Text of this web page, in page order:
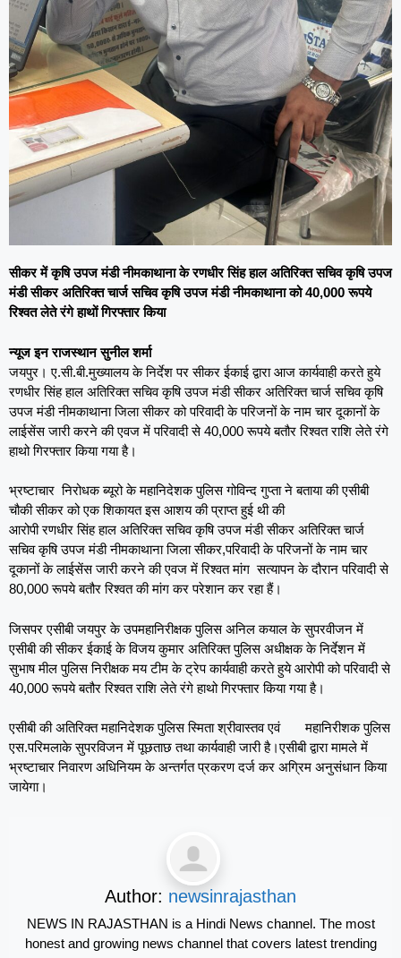
सीकर में कृषि उपज मंडी नीमकाथाना के रणधीर सिंह हाल अतिरिक्त सचिव कृषि उपज
मंडी सीकर अतिरिक्त चार्ज सचिव कृषि उपज मंडी नीमकाथाना को 40,000 रूपये
रिश्वत लेते रंगे हाथों गिरफ्तार किया
न्यूज इन राजस्थान सुनील शर्मा
जयपुर। ए.सी.बी.मुख्यालय के निर्देश पर सीकर ईकाई द्वारा आज कार्यवाही करते हुये
रणधीर सिंह हाल अतिरिक्त सचिव कृषि उपज मंडी सीकर अतिरिक्त चार्ज सचिव कृषि
उपज मंडी नीमकाथाना जिला सीकर को परिवादी के परिजनों के नाम चार दूकानों के
लाईसेंस जारी करने की एवज में परिवादी से 40,000 रूपये बतौर रिश्वत राशि लेते रंगे
हाथो गिरफ्तार किया गया है।
भ्रष्टाचार निरोधक ब्यूरो के महानिदेशक पुलिस गोविन्द गुप्ता ने बताया की एसीबी
चौकी सीकर को एक शिकायत इस आशय की प्राप्त हुई थी की
आरोपी रणधीर सिंह हाल अतिरिक्त सचिव कृषि उपज मंडी सीकर अतिरिक्त चार्ज
सचिव कृषि उपज मंडी नीमकाथाना जिला सीकर,परिवादी के परिजनों के नाम चार
दूकानों के लाईसेंस जारी करने की एवज में रिश्वत मांग सत्यापन के दौरान परिवादी से
80,000 रूपये बतौर रिश्वत की मांग कर परेशान कर रहा हैं।
जिसपर एसीबी जयपुर के उपमहानिरीक्षक पुलिस अनिल कयाल के सुपरवीजन में
एसीबी की सीकर ईकाई के विजय कुमार अतिरिक्त पुलिस अधीक्षक के निर्देशन में
सुभाष मील पुलिस निरीक्षक मय टीम के ट्रेप कार्यवाही करते हुये आरोपी को परिवादी से
40,000 रूपये बतौर रिश्वत राशि लेते रंगे हाथो गिरफ्तार किया गया है।
एसीबी की अतिरिक्त महानिदेशक पुलिस स्मिता श्रीवास्तव एवं महानिरीशक पुलिस
एस.परिमलाके सुपरविजन में पूछताछ तथा कार्यवाही जारी है।एसीबी द्वारा मामले में
भ्रष्टाचार निवारण अधिनियम के अन्तर्गत प्रकरण दर्ज कर अग्रिम अनुसंधान किया
जायेगा।
Author: newsinrajasthan
NEWS IN RAJASTHAN is a Hindi News channel. The most
honest and growing news channel that covers latest trending